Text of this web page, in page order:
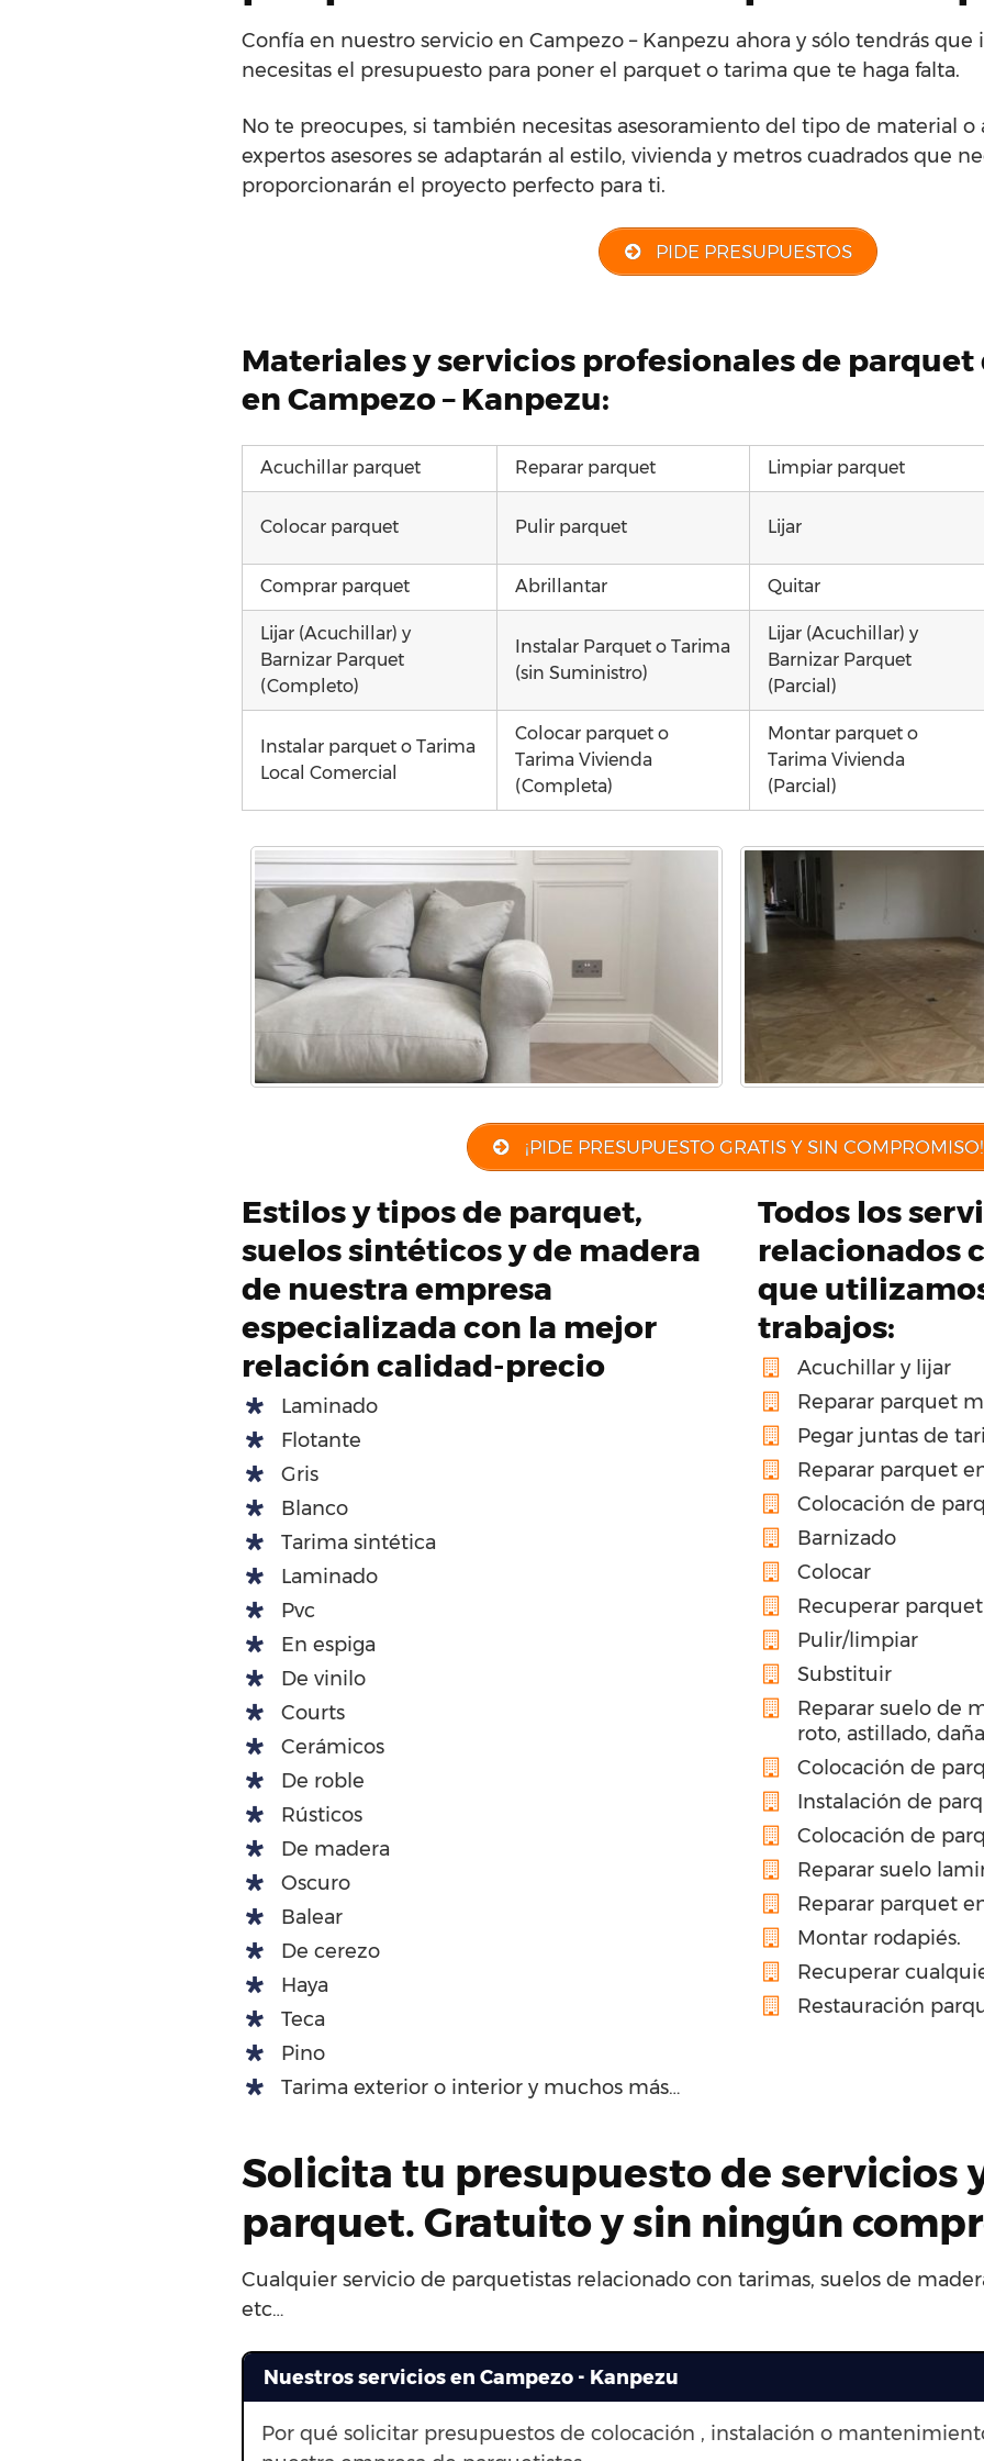
Confía en nuestro servicio en Campezo – Kanpezu ahora y sólo tendrás
necesitas el presupuesto para poner el parquet o tarima que te haga falta.
No te preocupes, si también necesitas asesoramiento del tipo de material o
expertos asesores se adaptarán al estilo, vivienda y metros cuadrados que
proporcionarán el proyecto perfecto para ti.
PIDE PRESUPUESTOS
Materiales y servicios profesionales de
en Campezo – Kanpezu:
Acuchillar parquet Reparar parquet Limpiar parquet
Colocar parquet Pulir parquet Lijar
Comprar parquet Abrillantar Quitar
Lijar (Acuchillar) y
Barnizar Parquet
(Completo)
Instalar Parquet o Tarima
(sin Suministro)
Lijar (Acuchillar) y
Barnizar Parquet
(Parcial)
Instalar parquet o Tarima
Local Comercial
Colocar parquet o
Tarima Vivienda
(Completa)
Montar parquet o
Tarima Vivienda
(Parcial)
¡PIDE PRESUPUESTO GRATIS Y SIN COMPROMISO!
Estilos y tipos de parquet,
suelos sintéticos y de madera
de nuestra empresa
especializada con la mejor
relación calidad-precio
Laminado
Flotante
Gris
Blanco
Tarima sintética
Laminado
Pvc
En espiga
De vinilo
Courts
Cerámicos
De roble
Rústicos
De madera
Oscuro
Balear
De cerezo
Haya
Teca
Pino
Tarima exterior o interior y muchos más…
Todos los
relacionados
que
trabajos:
Acuchillar y lijar
Reparar parquet
Pegar juntas de
Reparar parquet
Colocación de
Barnizado
Colocar
Recuperar
Pulir/limpiar
Substituir
Reparar suelo de
roto, astillado,
Colocación de
Instalación de
Colocación de
Reparar suelo
Reparar parquet
Montar rodapiés.
Recuperar
Restauración
Solicita tu presupuesto de servicios
parquet. Gratuito y sin ningún
Cualquier servicio de parquetistas relacionado con tarimas, suelos de
etc…
Nuestros servicios en Campezo - Kanpezu
Por qué solicitar presupuestos de colocación , instalación o